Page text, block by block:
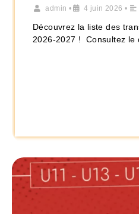
admin • 4 juin 2026 •
Découvrez la liste des
2026-2027 ! Consultez le